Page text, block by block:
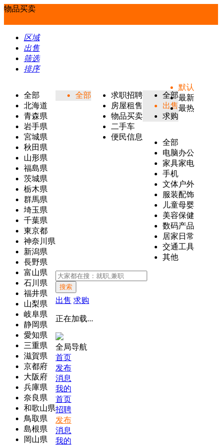
物品买卖
区域
出售
筛选
排序
全部
北海道
青森県
岩手県
宮城県
秋田県
山形県
福島県
茨城県
栃木県
群馬県
埼玉県
千葉県
東京都
神奈川県
新潟県
長野県
富山県
石川県
福井県
山梨県
岐阜県
静岡県
愛知県
三重県
滋賀県
京都府
大阪府
兵庫県
奈良県
和歌山県
鳥取県
島根県
岡山県
全部
求职招聘
房屋租售
物品买卖
二手车
便民信息
全部
出售
求购
全部
电脑办公
家具家电
手机
文体户外
服装配饰
儿童母婴
美容保健
数码产品
居家日常
交通工具
其他
默认
最新
最热
搜索
出售 求购
正在加载...
全局导航
首页
发布
消息
我的
首页
招聘
发布
消息
我的